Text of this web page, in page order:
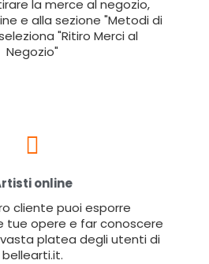
la merce al negozio,
e alla sezione "Metodi di
"Ritiro Merci al
Negozio"
online
cliente puoi esporre
opere e far conoscere
platea degli utenti di
bellearti.it.